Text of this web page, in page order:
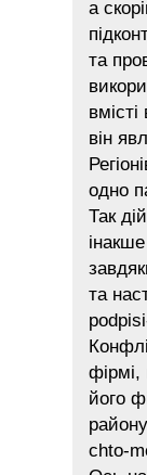
а
та
він
одно
Так
та
його
chto-